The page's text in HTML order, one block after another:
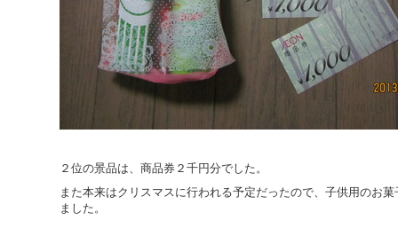
２位の景品は、商品券２千円分でした。
また本来はクリスマスに行われる予定だったので、子供用のお
ました。